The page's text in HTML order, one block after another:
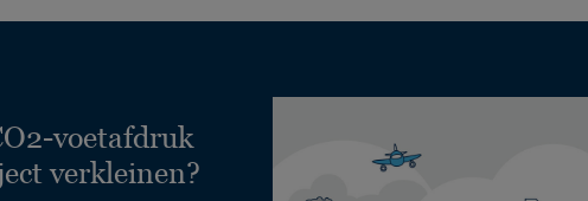
voetafdruk
verkleinen?